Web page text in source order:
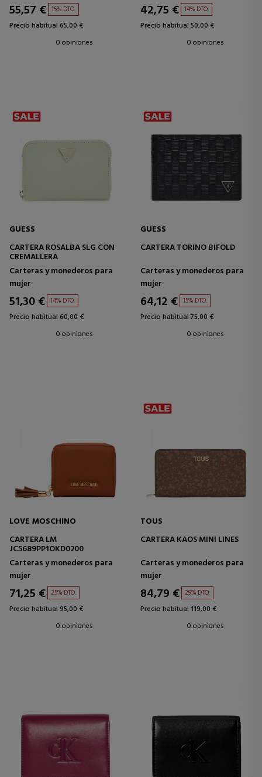
55,57 € 15% DTO.
Precio habitual 65,00 €
0 opiniones
42,75 € 14% DTO.
Precio habitual 50,00 €
0 opiniones
GUESS
CARTERA ROSALBA SLG CON
CREMALLERA
Carteras y monederos para
mujer
51,30 € 14% DTO.
Precio habitual 60,00 €
0 opiniones
GUESS
CARTERA TORINO BIFOLD
Carteras y monederos para
mujer
64,12 € 15% DTO.
Precio habitual 75,00 €
0 opiniones
LOVE MOSCHINO
CARTERA LM
JC5689PP1OKD0200
Carteras y monederos para
mujer
71,25 € 25% DTO.
Precio habitual 95,00 €
0 opiniones
TOUS
CARTERA KAOS MINI LINES
Carteras y monederos para
mujer
84,79 € 29% DTO.
Precio habitual 119,00 €
0 opiniones